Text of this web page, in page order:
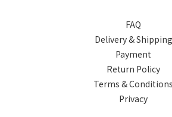
FAQ
Delivery & Shipping
Payment
Return Policy
Terms & Conditions
Privacy